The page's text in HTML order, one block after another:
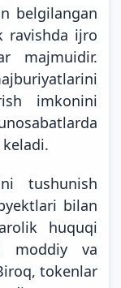
belgilangan
ravishda ijro
majmuidir.
imkonini
tushunish
bilan
huquqi
moddiy va
tokenlar